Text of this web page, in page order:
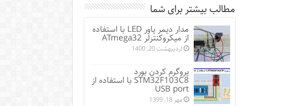
مطالب بیشتر برای شما
مدار دیمر پاور LED با استفاده
از میکروکنترلر ATmega32
اردیبهشت 20, 1400
پروگرم کردن بورد
STM32F103C8 با استفاده از
USB port
مهر 18, 1399